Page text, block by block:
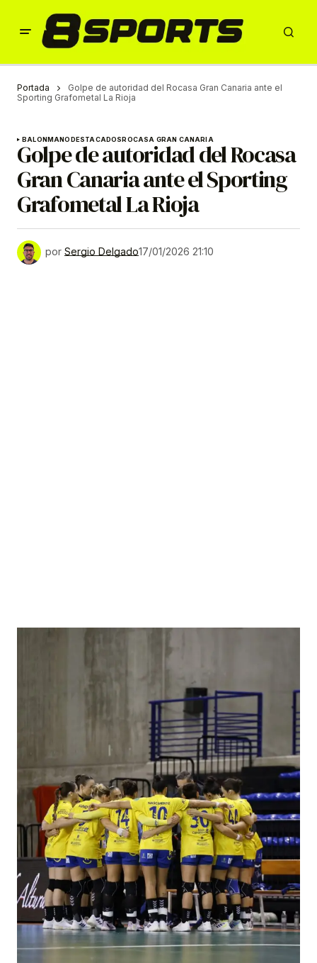
Portada
Golpe de autoridad del Rocasa Gran Canaria ante el
Sporting Grafometal La Rioja
BALONMANODESTACADOSROCASA GRAN CANARIA
Golpe de autoridad del Rocasa
Gran Canaria ante el Sporting
Grafometal La Rioja
por Sergio Delgado17/01/2026 21:10